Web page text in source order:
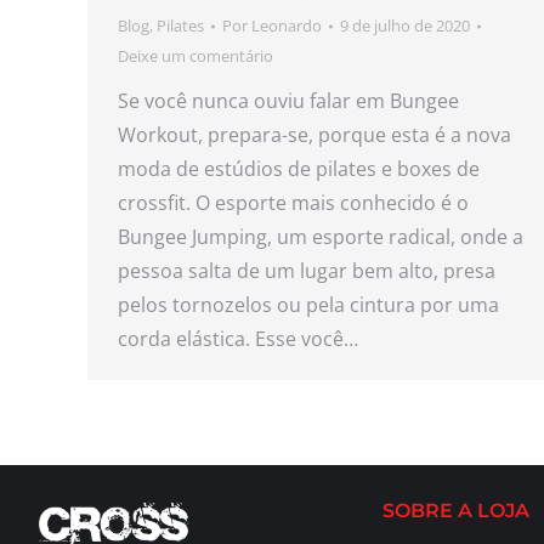
Blog, Pilates Por Leonardo
9 de julho de 2020
Deixe um comentário
Se você nunca ouviu falar em Bungee
Workout, prepara-se, porque esta é a nova
moda de estúdios de pilates e boxes de
crossfit. O esporte mais conhecido é o
Bungee Jumping, um esporte radical, onde a
pessoa salta de um lugar bem alto, presa
pelos tornozelos ou pela cintura por uma
corda elástica. Esse você…
SOBRE A LOJA